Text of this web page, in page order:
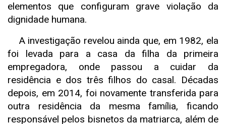
elementos que configuram grave violação da
dignidade humana.
A investigação revelou ainda que, em 1982, ela
foi levada para a casa da filha da primeira
empregadora, onde passou a cuidar da
residência e dos três filhos do casal. Décadas
depois, em 2014, foi novamente transferida para
outra residência da mesma família, ficando
responsável pelos bisnetos da matriarca, além de